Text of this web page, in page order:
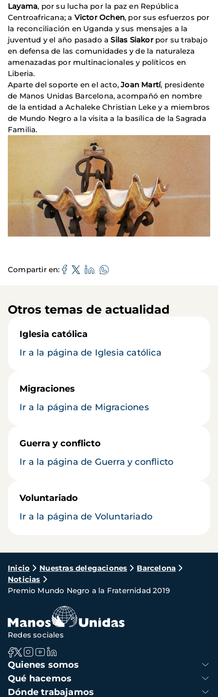
Layama, por su lucha por la paz en República
Centroafricana; a Victor Ochen, por sus esfuerzos por
la reconciliación en Uganda y sus mensajes a la
juventud y el año pasado aSilas Siakorpor su trabajo
en defensa de las comunidades y de la naturaleza
amenazadas por multinacionales y políticos en
Liberia.
Aparte del soporte en el acto,Joan Martí, presidente
de Manos Unidas Barcelona, acompañó en nombre
de la entidad a Achaleke Christian Leke y a miembros
de Mundo Negro a la visita a la basílica de la Sagrada
Familia.
Compartir en
Otros temas de actualidad
Iglesia católica
Ir a la página de Iglesia católica
Migraciones
Ir a la página de Migraciones
Guerra y conflicto
Ir a la página de Guerra y conflicto
Voluntariado
Ir a la página de Voluntariado
Ruta
de
navegación
Inicio Nuestras delegaciones
Barcelona
Noticias
Premio Mundo Negro a la Fraternidad 2019
Navegación
principal
Quienes somos
Qué hacemos
Dónde trabajamos
Redes sociales